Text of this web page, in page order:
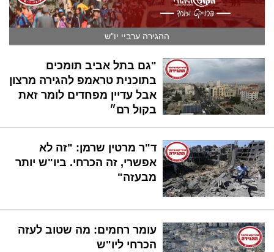
ההגירה ערביי יו"ש
"גם בתל אביב תומכים
בתוכנית טראמפ להגירה מרצון
אבל עדיין מפחדים לומר זאת
בקול רם״
ד"ר מרטין שרמן: "זה לא
אפשרי, זה הכרחי. ביו"ש יותר
מבעזה"
עומר רחמים: מה שטוב לעזה
הכרחי ליו"ש